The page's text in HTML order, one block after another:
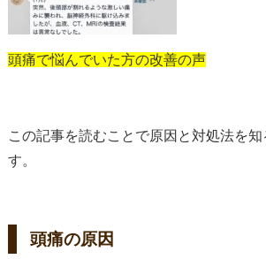
頭痛で悩んでいた方の改善の声
この記事を読むことで原因と対処法を知
す。
頭痛の原因